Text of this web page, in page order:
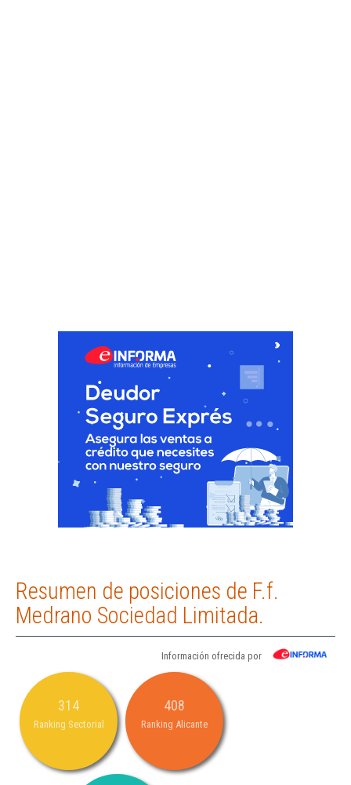
Resumen de posiciones de F.f.
Medrano Sociedad Limitada.
Información ofrecida por
314
Ranking Sectorial
408
Ranking Alicante